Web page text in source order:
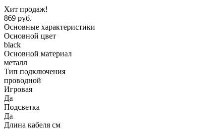
Хит продаж!
869 руб.
Основные характеристики
Основной цвет
black
Основной материал
металл
Тип подключения
проводной
Игровая
Да
Подсветка
Да
Длина кабеля см